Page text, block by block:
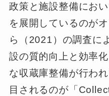
政策と施設整備にお
を展開しているのが
ら（2021）の調査に
設の質的向上と効率
な収蔵庫整備が行わ
目されるのが「